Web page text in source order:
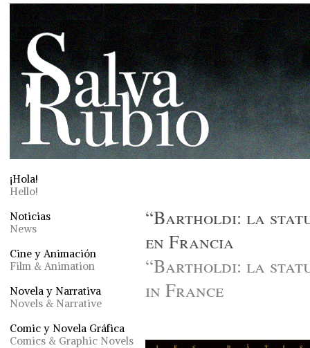
¡Hola!
Hello!
Noticias
News
Cine y Animación
Film & Animation
Novela y Narrativa
Novels & Narrative
Comic y Novela Gráfica
Comics & Graphic Novels
“Bartholdi: la
en Francia
“Bartholdi: la
in France